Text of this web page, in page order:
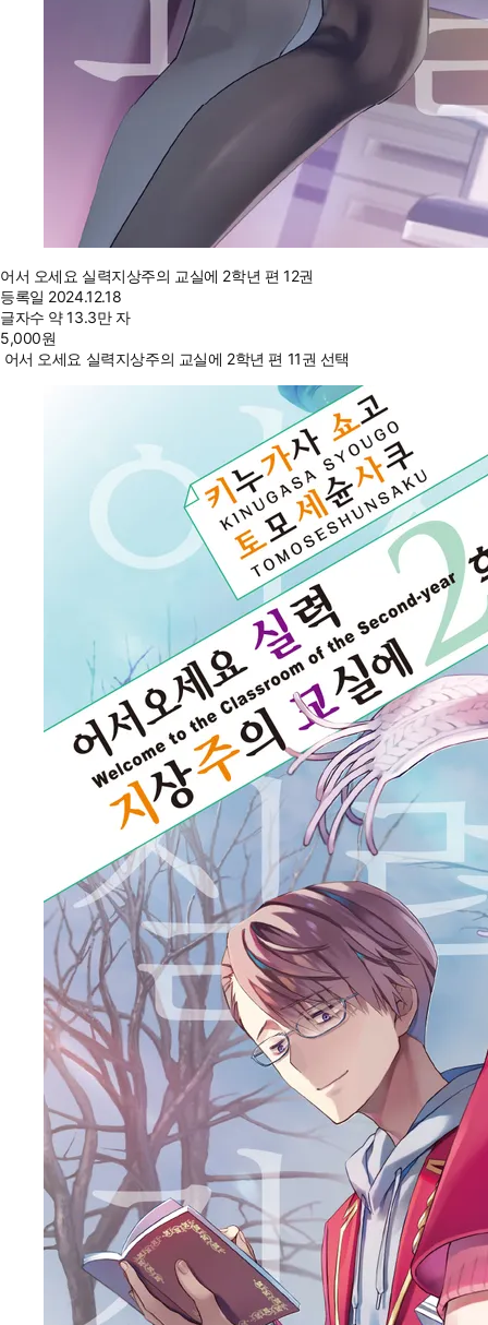
어서 오세요 실력지상주의 교실에 2학년 편 12권
등록일 2024.12.18
글자수 약 13.3만 자
5,000원
어서 오세요 실력지상주의 교실에 2학년 편 11권 선택